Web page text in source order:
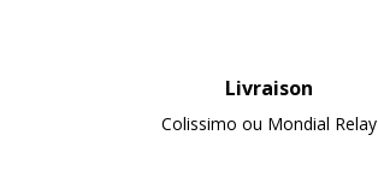
Livraison
Colissimo ou Mondial Relay